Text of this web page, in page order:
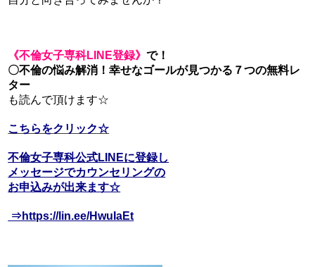
《不倫女子専科LINE登録》で！
〇不倫の悩み解消！幸せなゴールが見つかる７つの無料レ
ター
も読んで頂けます☆
こちらをクリック☆
不倫女子専科公式LINEに登録し
メッセージでカウンセリングの
お申込みが出来ます☆
⇒https://lin.ee/HwuIaEt